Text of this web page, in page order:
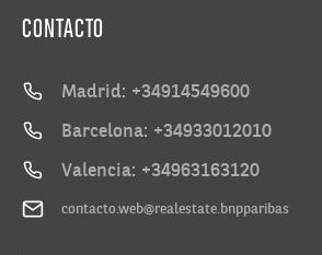
CONTACTO
Madrid: +34914549600
Barcelona: +34933012010
Valencia: +34963163120
contacto.web@realestate.bnpparibas